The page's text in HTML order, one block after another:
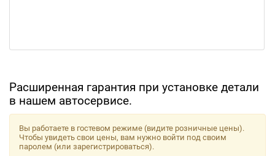
Расширенная гарантия при установке детали
в нашем автосервисе.
Вы работаете в гостевом режиме (видите розничные цены).
Чтобы увидеть свои цены, вам нужно войти под своим
паролем (или зарегистрироваться).